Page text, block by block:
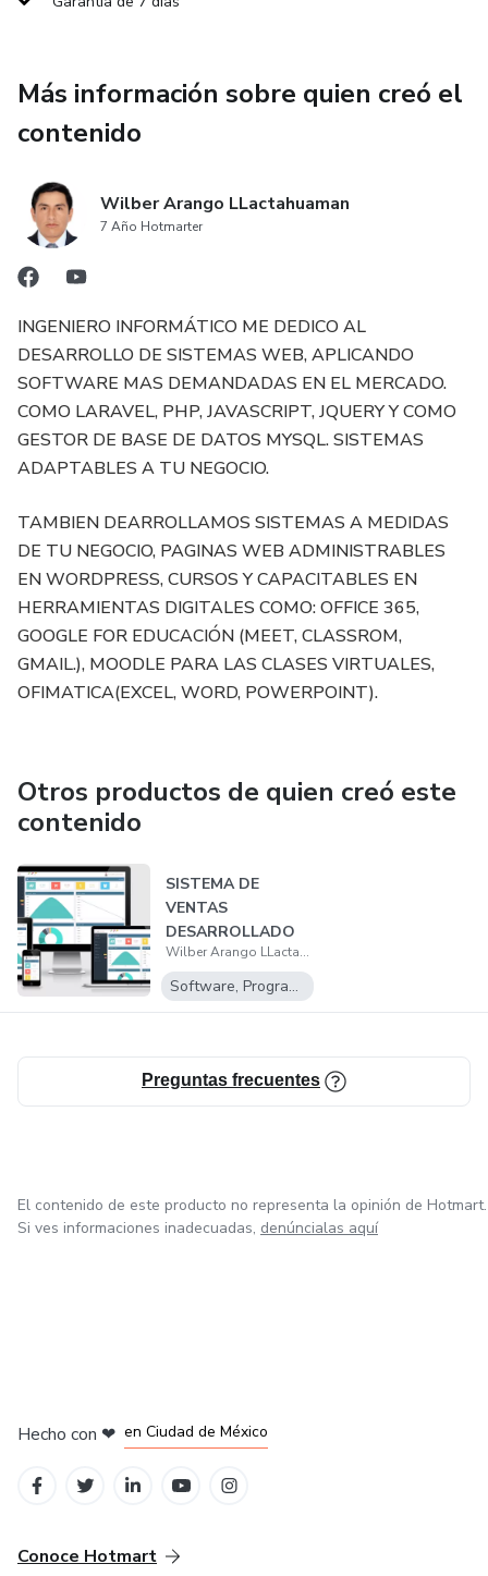
Más información sobre quien creó el
contenido
Wilber Arango LLactahuaman
7 Año Hotmarter
INGENIERO INFORMÁTICO ME DEDICO AL
DESARROLLO DE SISTEMAS WEB, APLICANDO
SOFTWARE MAS DEMANDADAS EN EL MERCADO.
COMO LARAVEL, PHP, JAVASCRIPT, JQUERY Y COMO
GESTOR DE BASE DE DATOS MYSQL. SISTEMAS
ADAPTABLES A TU NEGOCIO.
TAMBIEN DEARROLLAMOS SISTEMAS A MEDIDAS
DE TU NEGOCIO, PAGINAS WEB ADMINISTRABLES
EN WORDPRESS, CURSOS Y CAPACITABLES EN
HERRAMIENTAS DIGITALES COMO: OFFICE 365,
GOOGLE FOR EDUCACIÓN (MEET, CLASSROM,
GMAIL.), MOODLE PARA LAS CLASES VIRTUALES,
OFIMATICA(EXCEL, WORD, POWERPOINT).
Otros productos de quien creó este
contenido
SISTEMA DE
VENTAS
DESARROLLADO
EN LARAVEL 5.8
Wilber Arango LLactahuaman
Software, Programas para descargar
Preguntas frecuentes
El contenido de este producto no representa la opinión de Hotmart.
Si ves informaciones inadecuadas, denúncialas aquí
Hecho con ❤ en Ciudad de México
Conoce Hotmart